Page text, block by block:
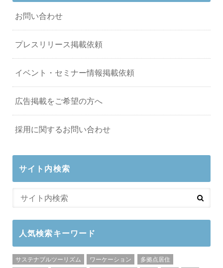
お問い合わせ
プレスリリース掲載依頼
イベント・セミナー情報掲載依頼
広告掲載をご希望の方へ
採用に関するお問い合わせ
サイト内検索
人気検索キーワード
サステナブルツーリズム ワーケーション 多拠点居住